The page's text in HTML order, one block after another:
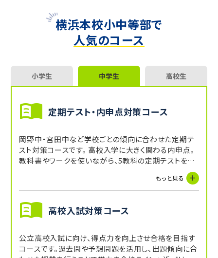
横浜本校小中等部で
人気のコース
小学生 中学生 高校生
定期テスト・内申点対策コース
岡野中・宮田中など学校ごとの傾向に合わせた定期テ
スト対策コースです。 高校入学に大きく関わる内申点。
教科書やワークを使いながら、5教科の定期テストを対
策し、内申点をUPを目指します。受講していない教科
に関しても、講師からの宿題や自習スペースを活用する
ことで補完できます。
もっと見る
高校入試対策コース
公立高校入試に向け、得点力を向上させ合格を目指す
コースです。過去問や予想問題を活用し、出題傾向に合